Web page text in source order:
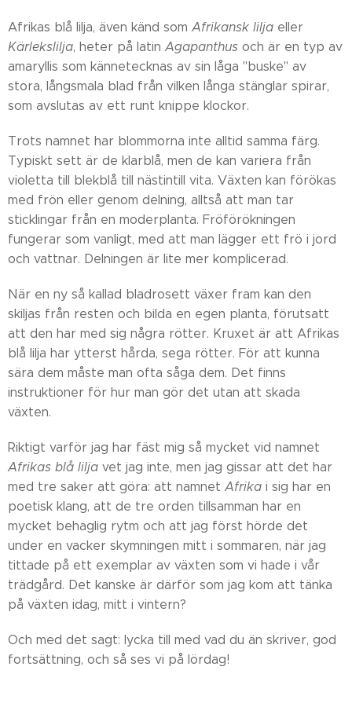
Afrikas blå lilja, även känd som Afrikansk lilja eller
Kärlekslilja, heter på latin Agapanthus och är en typ av
amaryllis som kännetecknas av sin låga "buske" av
stora, långsmala blad från vilken långa stänglar spirar,
som avslutas av ett runt knippe klockor.
Trots namnet har blommorna inte alltid samma färg.
Typiskt sett är de klarblå, men de kan variera från
violetta till blekblå till nästintill vita. Växten kan förökas
med frön eller genom delning, alltså att man tar
sticklingar från en moderplanta. Fröförökningen
fungerar som vanligt, med att man lägger ett frö i jord
och vattnar. Delningen är lite mer komplicerad.
När en ny så kallad bladrosett växer fram kan den
skiljas från resten och bilda en egen planta, förutsatt
att den har med sig några rötter. Kruxet är att Afrikas
blå lilja har ytterst hårda, sega rötter. För att kunna
sära dem måste man ofta såga dem. Det finns
instruktioner för hur man gör det utan att skada
växten.
Riktigt varför jag har fäst mig så mycket vid namnet
Afrikas blå lilja vet jag inte, men jag gissar att det har
med tre saker att göra: att namnet Afrika i sig har en
poetisk klang, att de tre orden tillsamman har en
mycket behaglig rytm och att jag först hörde det
under en vacker skymningen mitt i sommaren, när jag
tittade på ett exemplar av växten som vi hade i vår
trädgård. Det kanske är därför som jag kom att tänka
på växten idag, mitt i vintern?
Och med det sagt: lycka till med vad du än skriver, god
fortsättning, och så ses vi på lördag!